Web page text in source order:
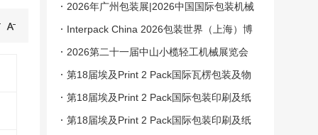
2026年广州包装展|2026中国国际包装机械
展会
Interpack China 2026包装世界（上海）博
览会
2026第二十一届中山小榄轻工机械展览会
第18届埃及Print 2 Pack国际瓦楞包装及物
流工业展
第18届埃及Print 2 Pack国际包装印刷及纸
业展览会
第18届埃及Print 2 Pack国际包装印刷及纸